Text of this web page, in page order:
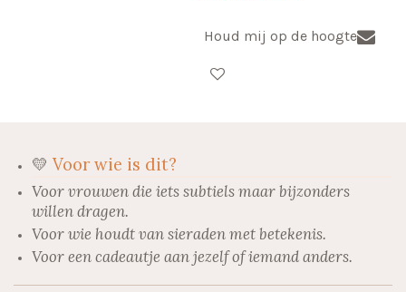
Houd mij op de hoogte
💛 Voor wie is dit?
Voor vrouwen die iets subtiels maar bijzonders
willen dragen.
Voor wie houdt van sieraden met betekenis.
Voor een cadeautje aan jezelf of iemand anders.